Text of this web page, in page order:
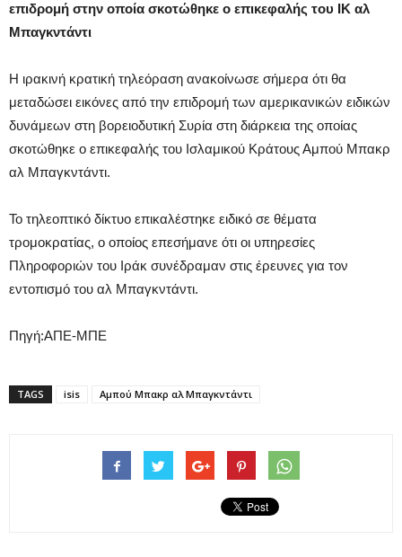
επιδρομή στην οποία σκοτώθηκε ο επικεφαλής του ΙΚ αλ
Μπαγκντάντι
Η ιρακινή κρατική τηλεόραση ανακοίνωσε σήμερα ότι θα
μεταδώσει εικόνες από την επιδρομή των αμερικανικών ειδικών
δυνάμεων στη βορειοδυτική Συρία στη διάρκεια της οποίας
σκοτώθηκε ο επικεφαλής του Ισλαμικού Κράτους Αμπού Μπακρ
αλ Μπαγκντάντι.
Το τηλεοπτικό δίκτυο επικαλέστηκε ειδικό σε θέματα
τρομοκρατίας, ο οποίος επεσήμανε ότι οι υπηρεσίες
Πληροφοριών του Ιράκ συνέδραμαν στις έρευνες για τον
εντοπισμό του αλ Μπαγκντάντι.
Πηγή:ΑΠΕ-ΜΠΕ
TAGS isis Αμπού Μπακρ αλ Μπαγκντάντι